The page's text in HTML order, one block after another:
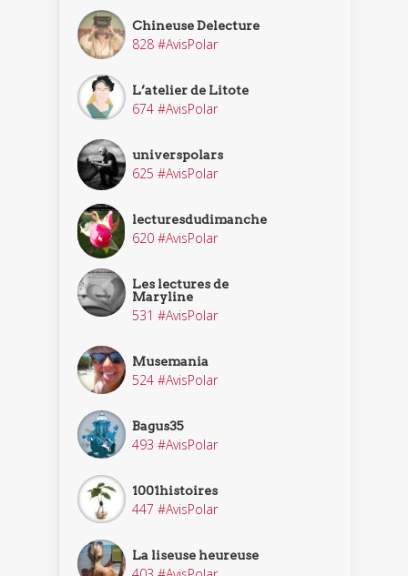
Chineuse Delecture
828 #AvisPolar
L’atelier de Litote
674 #AvisPolar
universpolars
625 #AvisPolar
lecturesdudimanche
620 #AvisPolar
Les lectures de
Maryline
531 #AvisPolar
Musemania
524 #AvisPolar
Bagus35
493 #AvisPolar
1001histoires
447 #AvisPolar
La liseuse heureuse